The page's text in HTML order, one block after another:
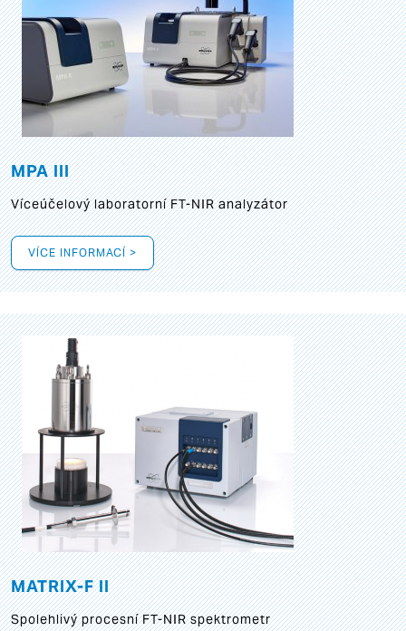
MPA III
Víceúčelový laboratorní FT-NIR analyzátor
VÍCE INFORMACÍ >
MATRIX-F II
Spolehlivý procesní FT-NIR spektrometr